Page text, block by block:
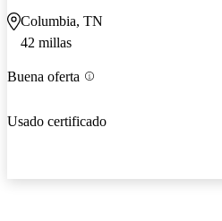
Columbia, TN
42 millas
Buena oferta
Usado certificado